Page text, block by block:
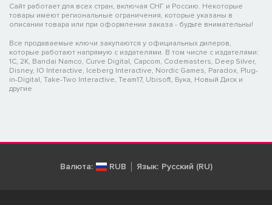
Сайт работает для всех стран, включая СНГ и Россию. Некоторые
товары имеют региональные ограничения, которые указаны в
описании товара или при оформлении заказа - будьте внимательны!
Все продаваемые ключи закупаются у официальных дилеров,
которые работают напрямую с издателями. В том числе с издателями:
1C, 2K, Bandai Namco, Curve Digital, Capcom, Codemasters, Deep Silver,
Disney, IO Interactive, Iceberg Interactive, Nordic Games, Paradox, Plug-
in-Digital, Take-Two Interactive, Team17, Ubisoft, Бука, Новый Диск и
другие
Валюта: RUB Язык: Русский (RU)